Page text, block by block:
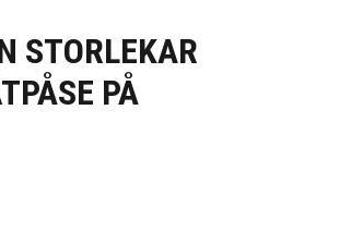
STORLEKAR
PÅ